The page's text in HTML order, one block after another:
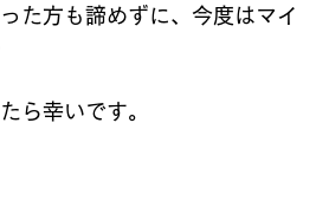
た方も諦めずに、今度はマイ
ら幸いです。